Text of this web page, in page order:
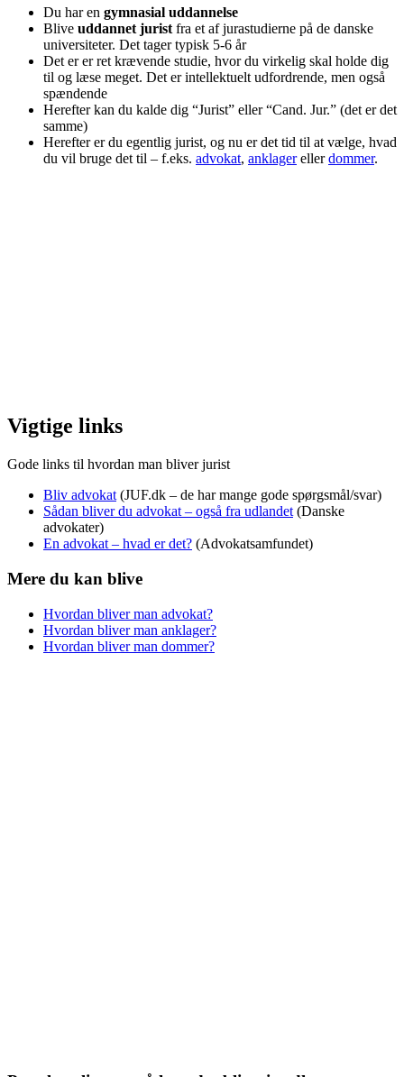
Du har en gymnasial uddannelse
Blive uddannet juristfra et af jurastudierne på de danske
universiteter. Det tager typisk 5-6 år
Det er er ret krævende studie, hvor du virkelig skal holde dig
til og læse meget. Det er intellektuelt udfordrende, men også
spændende
Herefter kan du kalde dig “Jurist” eller “Cand. Jur.” (det er det
samme)
Herefter er du egentlig jurist, og nu er det tid til at vælge, hvad
du vil bruge det til – f.eks. advokat, anklagerellerdommer.
Vigtige links
Gode links til hvordan man bliver jurist
Bliv advokat (JUF.dk – de har mange gode spørgsmål/svar)
Sådan bliver du advokat – også fra udlandet (Danske
advokater)
En advokat – hvad er det? (Advokatsamfundet)
Mere du kan blive
Hvordan bliver man advokat?
Hvordan bliver man anklager?
Hvordan bliver man dommer?